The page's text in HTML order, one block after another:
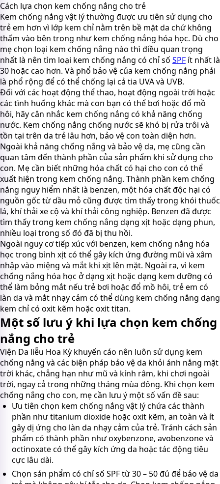
Cách lựa chọn kem chống nắng cho trẻ
Kem chống nắng vật lý thường được ưu tiên sử dụng cho
trẻ em hơn vì lớp kem chỉ nằm trên bề mặt da chứ không
thấm vào bên trong như kem chống nắng hóa học. Dù cho
mẹ chọn loại kem chống nắng nào thì điều quan trọng
nhất là nên tìm loại kem chống nắng có chỉ số SPF ít nhất là
30 hoặc cao hơn. Và phổ bảo vệ của kem chống nắng phải
là phổ rộng để có thể chống lại cả tia UVA và UVB.
Đối với các hoạt động thể thao, hoạt động ngoài trời hoặc
các tình huống khác mà con bạn có thể bơi hoặc đổ mồ
hôi, hãy cân nhắc kem chống nắng có khả năng chống
nước. Kem chống nắng chống nước sẽ khó bị rửa trôi và
tồn tại trên da trẻ lâu hơn, bảo vệ con toàn diện hơn.
Ngoài khả năng chống nắng và bảo vệ da, mẹ cũng cần
quan tâm đến thành phần của sản phẩm khi sử dụng cho
con. Mẹ cần biết những hóa chất có hại cho con có thể
xuất hiện trong kem chống nắng. Thành phần kem chống
nắng nguy hiểm nhất là benzen, một hóa chất độc hại có
nguồn gốc từ dầu mỏ cũng được tìm thấy trong khói thuốc
lá, khí thải xe cộ và khí thải công nghiệp. Benzen đã được
tìm thấy trong kem chống nắng dạng xịt hoặc dạng phun,
nhiều loại trong số đó đã bị thu hồi.
Ngoài nguy cơ tiếp xúc với benzen, kem chống nắng hóa
học trong bình xịt có thể gây kích ứng đường mũi và xâm
nhập vào miệng và mắt khi xịt lên mặt. Ngoài ra, vì kem
chống nắng hóa học ở dạng xịt hoặc dạng kem dưỡng có
thể làm bỏng mắt nếu trẻ bơi hoặc đổ mồ hôi, trẻ em có
làn da và mắt nhạy cảm có thể dùng kem chống nắng dạng
kem chỉ có oxit kẽm hoặc oxit titan.
Một số lưu ý khi lựa chọn kem chống
nắng cho trẻ
Viện Da liễu Hoa Kỳ khuyến cáo nên luôn sử dụng kem
chống nắng và các biện pháp bảo vệ da khỏi ánh nắng mặt
trời khác, chẳng hạn như mũ và kính râm, khi chơi ngoài
trời, ngay cả trong những tháng mùa đông. Khi chọn kem
chống nắng cho con, mẹ cần lưu ý một số vấn đề sau:
Ưu tiên chọn kem chống nắng vật lý chứa các thành
phần như titanium dioxide hoặc oxit kẽm, an toàn và ít
gây dị ứng cho làn da nhạy cảm của trẻ. Tránh cách sản
phẩm có thành phần như oxybenzone, avobenzone và
octinoxate có thể gây kích ứng da hoặc tác động tiêu
cực lâu dài.
Chọn sản phẩm có chỉ số SPF từ 30 – 50 đủ để bảo vệ da